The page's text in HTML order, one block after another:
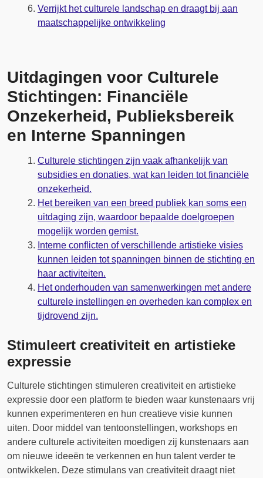
Verrijkt het culturele landschap en draagt bij aan
maatschappelijke ontwikkeling
Uitdagingen voor Culturele
Stichtingen: Financiële
Onzekerheid, Publieksbereik
en Interne Spanningen
Culturele stichtingen zijn vaak afhankelijk van
subsidies en donaties, wat kan leiden tot financiële
onzekerheid.
Het bereiken van een breed publiek kan soms een
uitdaging zijn, waardoor bepaalde doelgroepen
mogelijk worden gemist.
Interne conflicten of verschillende artistieke visies
kunnen leiden tot spanningen binnen de stichting en
haar activiteiten.
Het onderhouden van samenwerkingen met andere
culturele instellingen en overheden kan complex en
tijdrovend zijn.
Stimuleert creativiteit en artistieke
expressie
Culturele stichtingen stimuleren creativiteit en artistieke
expressie door een platform te bieden waar kunstenaars vrij
kunnen experimenteren en hun creatieve visie kunnen
uiten. Door middel van tentoonstellingen, workshops en
andere culturele activiteiten moedigen zij kunstenaars aan
om nieuwe ideeën te verkennen en hun talent verder te
ontwikkelen. Deze stimulans van creativiteit draagt niet